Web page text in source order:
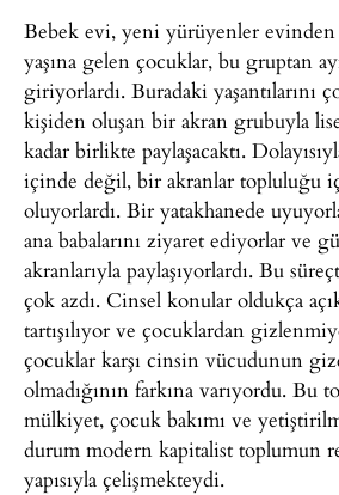
Bebek evi, yeni yürüyenler evinden
yaşına gelen çocuklar, bu gruptan
giriyorlardı. Buradaki yaşantılarını
kişiden oluşan bir akran grubuyla
kadar birlikte paylaşacaktı.
içinde değil, bir akranlar topluluğu
oluyorlardı. Bir yatakhanede
ana babalarını ziyaret ediyorlar ve
akranlarıyla paylaşıyorlardı. Bu
çok azdı. Cinsel konular oldukça
tartışılıyor ve çocuklardan
çocuklar karşı cinsin vücudunun
olmadığının farkına varıyordu. Bu
mülkiyet, çocuk bakımı ve
durum modern kapitalist toplumun
yapısıyla çelişmekteydi.